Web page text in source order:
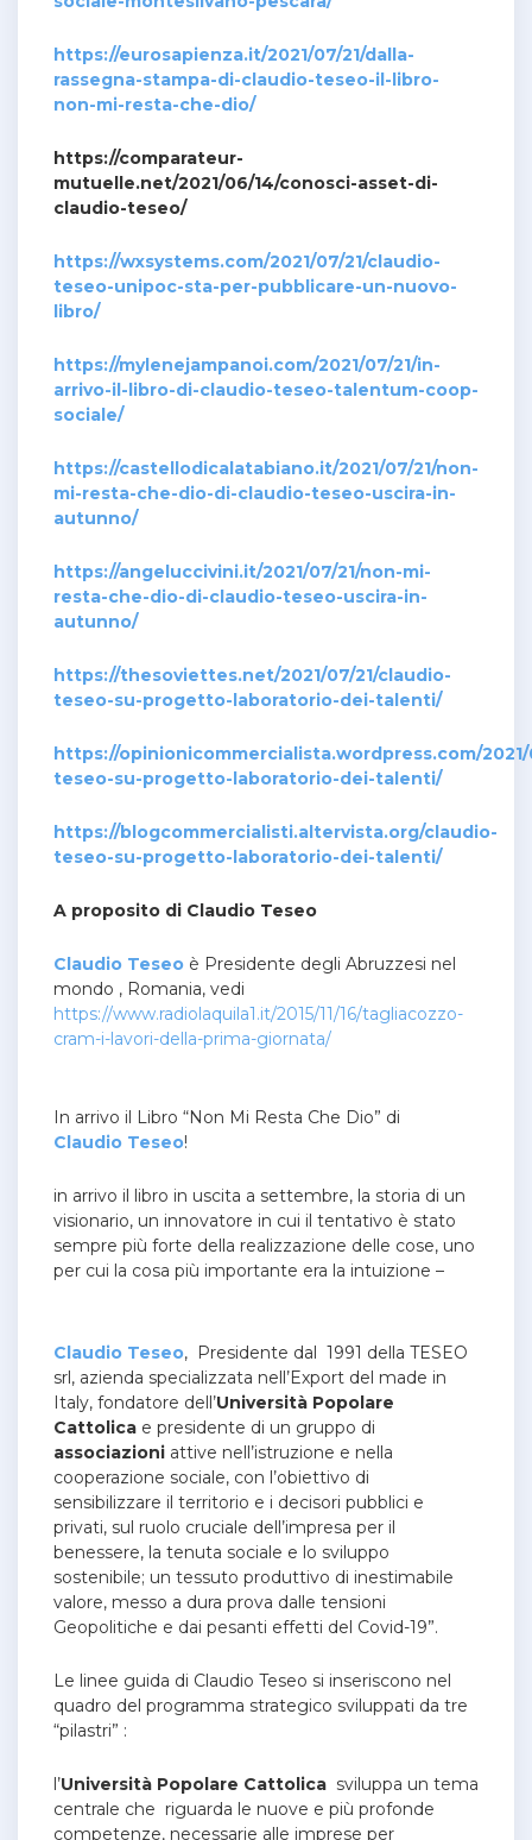
https://eurosapienza.it/2021/07/21/dalla-
rassegna-stampa-di-claudio-teseo-il-libro-
non-mi-resta-che-dio/
https://comparateur-
mutuelle.net/2021/06/14/conosci-asset-di-
claudio-teseo/
https://wxsystems.com/2021/07/21/claudio-
teseo-unipoc-sta-per-pubblicare-un-nuovo-
libro/
https://mylenejampanoi.com/2021/07/21/in-
arrivo-il-libro-di-claudio-teseo-talentum-coop-
sociale/
https://castellodicalatabiano.it/2021/07/21/non-
mi-resta-che-dio-di-claudio-teseo-uscira-in-
autunno/
https://angeluccivini.it/2021/07/21/non-mi-
resta-che-dio-di-claudio-teseo-uscira-in-
autunno/
https://thesoviettes.net/2021/07/21/claudio-
teseo-su-progetto-laboratorio-dei-talenti/
https://opinionicommercialista.wordpress.com/2021/
teseo-su-progetto-laboratorio-dei-talenti/
https://blogcommercialisti.altervista.org/claudio-
teseo-su-progetto-laboratorio-dei-talenti/
A proposito di Claudio Teseo
Claudio Teseo è Presidente degli Abruzzesi nel
mondo , Romania, vedi
https://www.radiolaquila1.it/2015/11/16/tagliacozzo-
cram-i-lavori-della-prima-giornata/
In arrivo il Libro “Non Mi Resta Che Dio” di
Claudio Teseo!
in arrivo il libro in uscita a settembre, la storia di un
visionario, un innovatore in cui il tentativo è stato
sempre più forte della realizzazione delle cose, uno
per cui la cosa più importante era la intuizione –
Claudio Teseo, Presidente dal 1991 della TESEO
srl, azienda specializzata nell’Export del made in
Italy, fondatore dell’Università Popolare
Cattolica e presidente di un gruppo di
associazioni attive nell’istruzione e nella
cooperazione sociale, con l’obiettivo di
sensibilizzare il territorio e i decisori pubblici e
privati, sul ruolo cruciale dell’impresa per il
benessere, la tenuta sociale e lo sviluppo
sostenibile; un tessuto produttivo di inestimabile
valore, messo a dura prova dalle tensioni
Geopolitiche e dai pesanti effetti del Covid-19”.
Le linee guida di Claudio Teseo si inseriscono nel
quadro del programma strategico sviluppati da tre
“pilastri” :
l’Università Popolare Cattolica sviluppa un tema
centrale che riguarda le nuove e più profonde
competenze, necessarie alle imprese per